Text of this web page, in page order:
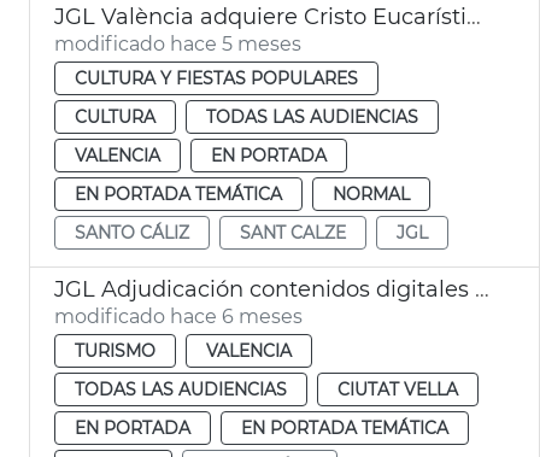
JGL València adquiere Cristo Eucarístico Nicolau Borràs
modificado hace 5 meses
CULTURA Y FIESTAS POPULARES
CULTURA
TODAS LAS AUDIENCIAS
VALENCIA
EN PORTADA
EN PORTADA TEMÁTICA
NORMAL
SANTO CÁLIZ
SANT CALZE JGL
JGL Adjudicación contenidos digitales exposición del Santo Cáliz València
modificado hace 6 meses
TURISMO
VALENCIA
TODAS LAS AUDIENCIAS
CIUTAT VELLA
EN PORTADA
EN PORTADA TEMÁTICA